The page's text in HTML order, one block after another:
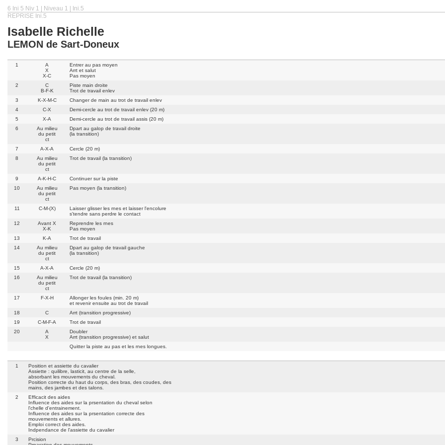
6 Ini 5 Niv 1 | Niveau 1 | Ini.5
REPRISE Ini.5
Isabelle Richelle
LEMON de Sart-Doneux
1
A
X
X-C
Entrer au pas moyen
Arrt et salut
Pas moyen
2
C
B-F-K
Piste main droite
Trot de travail enlev
3 K-X-M-C Changer de main au trot de travail enlev
4
C-X Demi-cercle au trot de travail enlev (20 m)
5
X-A Demi-cercle au trot de travail assis (20 m)
6
Au milieu
du petit
ct
Dpart au galop de travail droite
(la transition)
7 A-X-A Cercle (20 m)
8
Au milieu
du petit
ct
Trot de travail (la transition)
9 A-K-H-C Continuer sur la piste
10
Au milieu
du petit
ct
Pas moyen (la transition)
11 C-M-(X)
Laisser glisser les rnes et laisser l'encolure
s'tendre sans perdre le contact
12
Avant X
X-K
Reprendre les rnes
Pas moyen
13 K-A Trot de travail
14
Au milieu
du petit
ct
Dpart au galop de travail gauche
(la transition)
15 A-X-A Cercle (20 m)
16
Au milieu
du petit
ct
Trot de travail (la transition)
17 F-X-H
Allonger les foules (min. 20 m)
et revenir ensuite au trot de travail
18 C Arrt (transition progressive)
19
C-M-F-A Trot de travail
20
A
X
Doubler
Arrt (transition progressive) et salut
Quitter la piste au pas et les rnes longues.
1
Position et assiette du cavalier
Assiette : quilibre, lasticit, au centre de la selle,
absorbant les mouvements du cheval.
Position correcte du haut du corps, des bras, des coudes, des
mains, des jambes et des talons.
2
Efficacit des aides
Influence des aides sur la prsentation du cheval selon
l'chelle d'entrainement.
Influence des aides sur la prsentation correcte des
mouvements et allures.
Emploi correct des aides.
Indpendance de l'assiette du cavalier
3
Prcision